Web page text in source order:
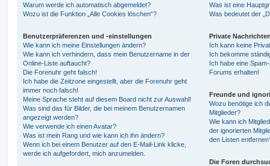
Warum werde ich automatisch abgemeldet?
Wozu ist die Funktion „Alle Cookies löschen“?
Benutzerpräferenzen und -einstellungen
Wie kann ich meine Einstellungen ändern?
Wie kann ich verhindern, dass mein Benutzername in der
Online-Liste auftaucht?
Die Forenuhr geht falsch!
Ich habe die Zeitzone eingestellt, aber die Forenuhr geht
immer noch falsch!
Meine Sprache steht auf diesem Board nicht zur Auswahl!
Was sind das für Bilder, die bei meinem Benutzernamen
angezeigt werden?
Wie verwende ich einen Avatar?
Was ist mein Rang und wie kann ich ihn ändern?
Wenn ich bei einem Benutzer auf den E-Mail-Link klicke,
werde ich aufgefordert, mich anzumelden.
Was ist eine
Was bedeutet der
Private
Ich kann keine
Ich bekomme
Ich habe eine
Forums erhalten!
Freunde und
Wozu benötige ich
Mitglieder?
Wie kann ich
der ignorierten
den Listen
Die Foren